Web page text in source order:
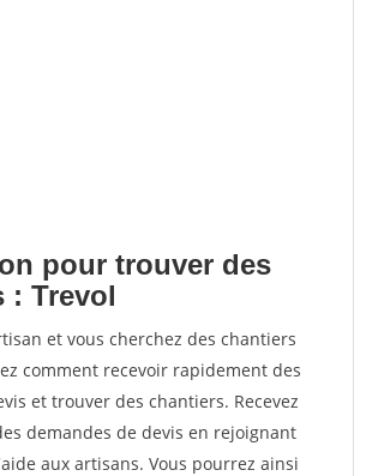
pour trouver des
: Trevol
et vous cherchez des chantiers
comment recevoir rapidement des
et trouver des chantiers. Recevez
demandes de devis en rejoignant
aux artisans. Vous pourrez ainsi